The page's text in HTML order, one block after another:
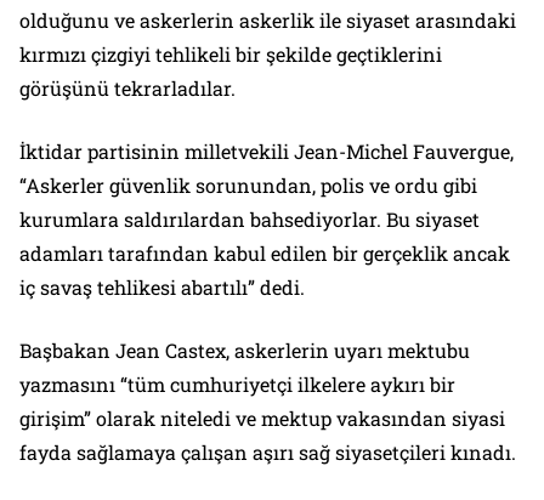
olduğunu ve askerlerin askerlik ile siyaset arasındaki
kırmızı çizgiyi tehlikeli bir şekilde geçtiklerini
görüşünü tekrarladılar.
İktidar partisinin milletvekili Jean-Michel Fauvergue,
“Askerler güvenlik sorunundan, polis ve ordu gibi
kurumlara saldırılardan bahsediyorlar. Bu siyaset
adamları tarafından kabul edilen bir gerçeklik ancak
iç savaş tehlikesi abartılı” dedi.
Başbakan Jean Castex, askerlerin uyarı mektubu
yazmasını “tüm cumhuriyetçi ilkelere aykırı bir
girişim” olarak niteledi ve mektup vakasından siyasi
fayda sağlamaya çalışan aşırı sağ siyasetçileri kınadı.